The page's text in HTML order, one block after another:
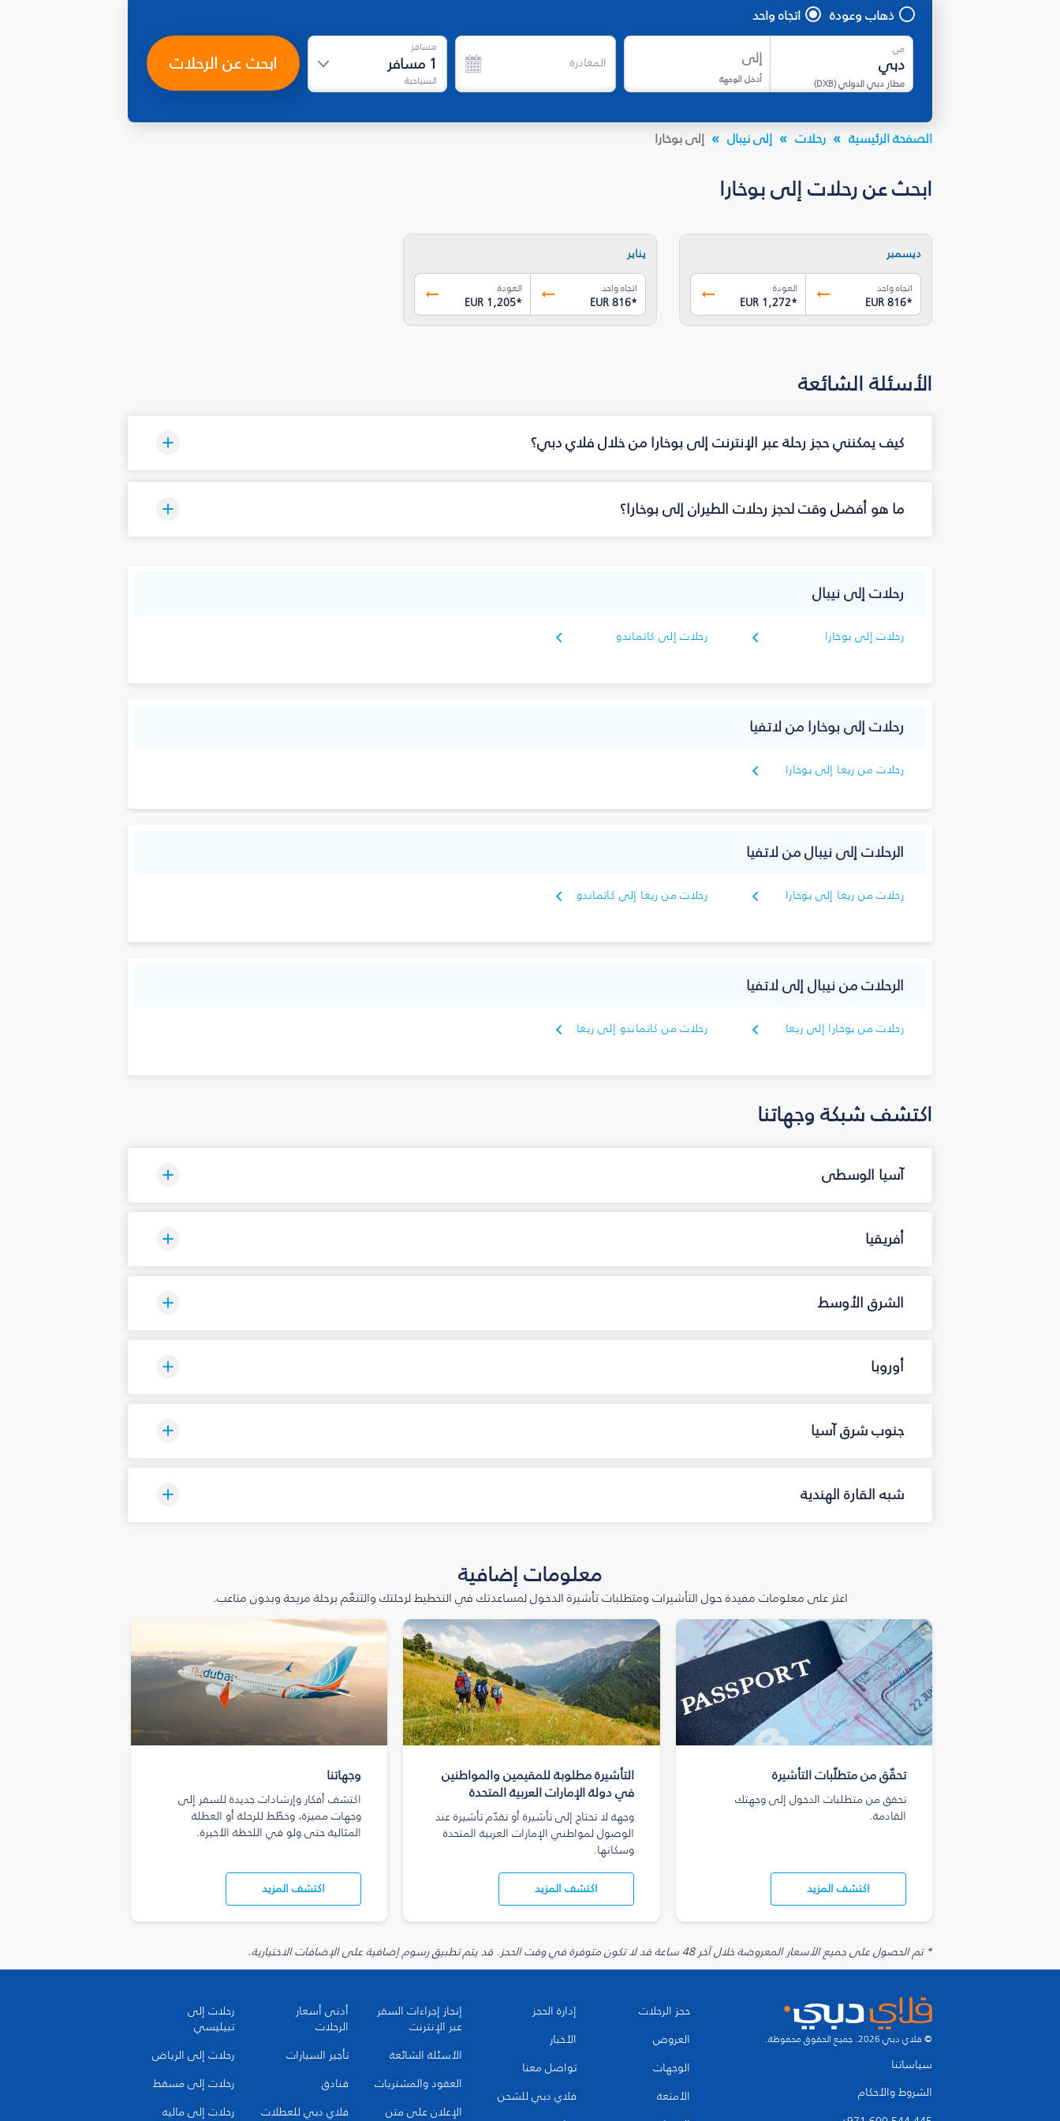
ذهاب وعودة اتجاه واحد
من
مطار دبي الدولي(
DXB
)
إلى
أدخل الوجهة
المغادرة
مسافر
1 مسافر
السياحية
ابحث عن الرحلات
الصفحة الرئيسية رحلات إلى نيبال إلى بوخارا
ابحث عن رحلات إلى بوخارا
ديسمبر
اتجاه واحد
EUR 816*
العودة
EUR 1,272*
يناير
اتجاه واحد
EUR 816*
العودة
EUR 1,205*
الأسئلة الشائعة
كيف يمكنني حجز رحلة عبر الإنترنت إلى بوخارا من خلال فلاي دبي؟
ما هو أفضل وقت لحجز رحلات الطيران إلى بوخارا؟
رحلات إلى نيبال
رحلات إلى بوخارا رحلات إلى كاتماندو
رحلات إلى بوخارا من لاتفيا
رحلات من ريغا إلى بوخارا
الرحلات إلى نيبال من لاتفيا
رحلات من ريغا إلى بوخارا رحلات من ريغا إلى كاتماندو
الرحلات من نيبال إلى لاتفيا
رحلات من بوخارا إلى ريغا رحلات من كاتماندو إلى ريغا
اكتشف شبكة وجهاتنا
آسيا الوسطى
أفريقيا
الشرق الأوسط
أوروبا
جنوب شرق آسيا
شبه القارة الهندية
معلومات إضافية
اعثر على معلومات مفيدة حول التأشيرات ومتطلبات تأشيرة الدخول لمساعدتك في التخطيط لرحلتك والتنعّم برحلة مريحة وبدون متاعب.
تحقّق من متطلّبات التأشيرة
تحقق من متطلبات الدخول إلى وجهتك
القادمة.
اكتشف المزيد
التأشيرة مطلوبة للمقيمين والمواطنين
في دولة الإمارات العربية المتحدة
وجهة لا تحتاج إلى تأشيرة أو تقدّم تأشيرة عند
الوصول لمواطني الإمارات العربية المتحدة
وسكانها.
اكتشف المزيد
وجهاتنا
اكتشف أفكار وإرشادات جديدة للسفر إلى
وجهات مميزة، وخطّط للرحلة أو العطلة
المثالية حتى ولو في اللحظة الأخيرة.
اكتشف المزيد
* تم الحصول على جميع الأسعار المعروضة خلال آخر 48 ساعة قد لا تكون متوفرة في وقت الحجز. قد يتم تطبيق رسوم إضافية على الإضافات الاختيارية.
© فلاي دبي 2026. جميع الحقوق محفوظة.
سياساتنا
الشروط والأحكام
حجز الرحلات
العروض
الوجهات
الأمتعة
إدارة الحجز
الأخبار
تواصل معنا
فلاي دبي للشحن
إنجاز إجراءات السفر
عبر الإنترنت
الأسئلة الشائعة
العقود والمشتريات
الإعلان على متن
أدنى أسعار
الرحلات
تأجير السيارات
فنادق
فلاي دبي للعطلات
رحلات إلى
تبيليسي
رحلات إلى الرياض
رحلات إلى مسقط
رحلات إلى ماليه